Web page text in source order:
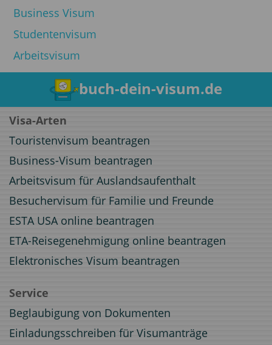
Business Visum
Studentenvisum
Arbeitsvisum
buch-dein-visum.de
Visa-Arten
Touristenvisum beantragen
Business-Visum beantragen
Arbeitsvisum für Auslandsaufenthalt
Besuchervisum für Familie und Freunde
ESTA USA online beantragen
ETA-Reisegenehmigung online beantragen
Elektronisches Visum beantragen
Service
Beglaubigung von Dokumenten
Einladungsschreiben für Visumanträge